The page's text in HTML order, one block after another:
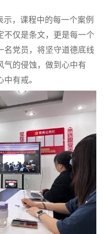
，课程中的每一个案例
不仅是条文，更是每一个
名党员，将坚守道德底线
气的侵蚀，做到心中有
有戒。